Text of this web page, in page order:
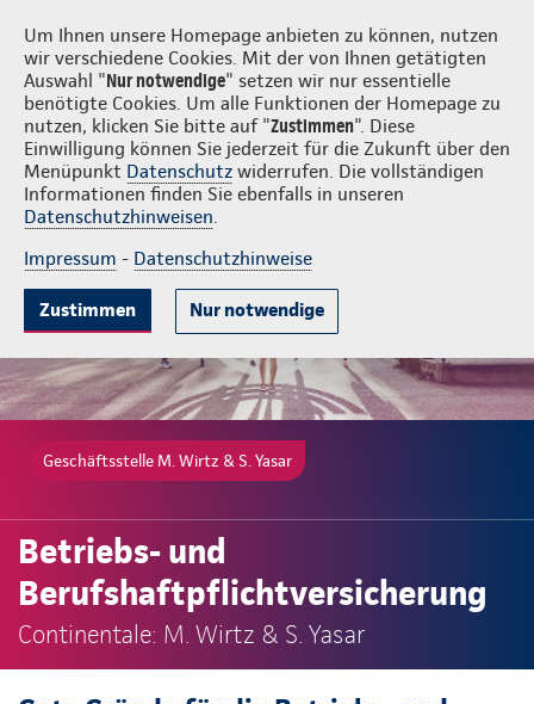
Um Ihnen unsere Homepage anbieten zu können, nutzen
wir verschiedene Cookies. Mit der von Ihnen getätigten
Auswahl "Nur notwendige" setzen wir nur essentielle
benötigte Cookies. Um alle Funktionen der Homepage zu
nutzen, klicken Sie bitte auf "Zustimmen". Diese
Einwilligung können Sie jederzeit für die Zukunft über den
Menüpunkt Datenschutz widerrufen. Die vollständigen
Informationen finden Sie ebenfalls in unseren
Datenschutzhinweisen.
Impressum - Datenschutzhinweise
Zustimmen Nur notwendige
M. Wirtz & S. Yasar Login
Gute Gründe Tarife & Leistungen Wissenswertes Beratung &
Geschäftsstelle M. Wirtz & S. Yasar
Betriebs- und
Berufshaftpflichtversicherung
Continentale: M. Wirtz & S. Yasar